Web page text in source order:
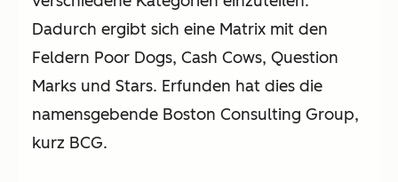
Dadurch ergibt sich eine Matrix mit den
Feldern Poor Dogs, Cash Cows, Question
Marks und Stars. Erfunden hat dies die
namensgebende Boston Consulting Group,
kurz BCG.